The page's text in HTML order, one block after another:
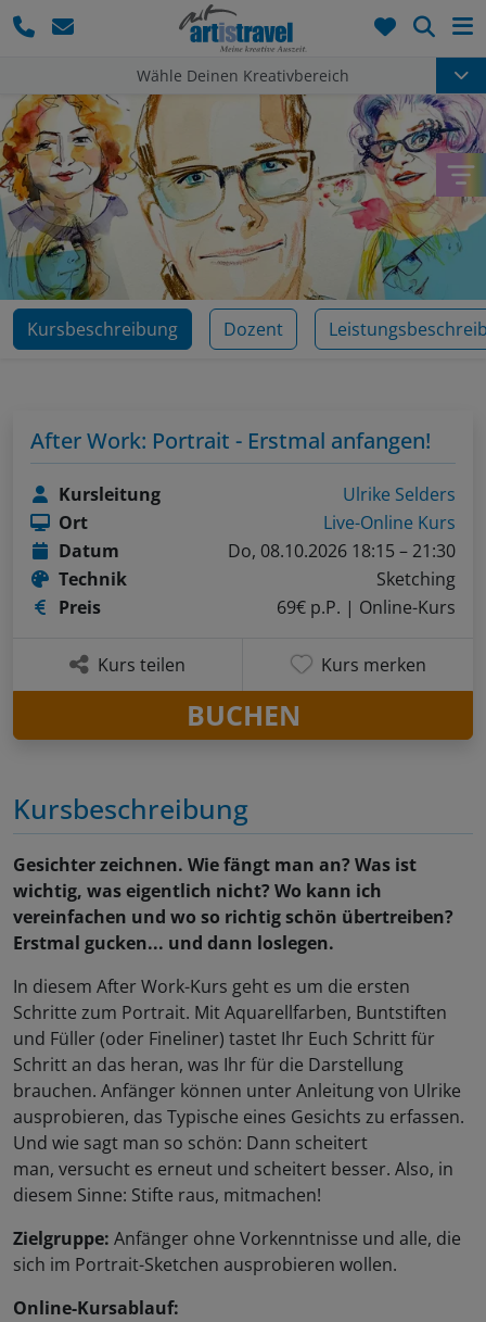
Wähle Deinen Kreativbereich
Kursbeschreibung Dozent
Kursbeschreibung
Gesichter zeichnen. Wie fängt man an? Was ist
wichtig, was eigentlich nicht? Wo kann ich
vereinfachen und wo so richtig schön übertreiben?
Erstmal gucken... und dann loslegen.
In diesem After Work-Kurs geht es um die ersten
Schritte zum Portrait. Mit Aquarellfarben, Buntstiften
und Füller (oder Fineliner) tastet Ihr Euch Schritt für
Schritt an das heran, was Ihr für die Darstellung
brauchen. Anfänger können unter Anleitung von Ulrike
ausprobieren, das Typische eines Gesichts zu erfassen.
Und wie sagt man so schön: Dann scheitert
man, versucht es erneut und scheitert besser. Also, in
diesem Sinne: Stifte raus, mitmachen!
Zielgruppe: Anfänger ohne Vorkenntnisse und alle, die
sich im Portrait-Sketchen ausprobieren wollen.
Online-Kursablauf:
After Work: Portrait - Erstmal anfangen!
Kursleitung
Ulrike Selders
Ort
Live-Online Kurs
Datum
Do, 08.10.2026 18:15 – 21:30
Technik
Sketching
Preis
69€ p.P. | Online-Kurs
Kurs teilen Kurs merken
BUCHEN